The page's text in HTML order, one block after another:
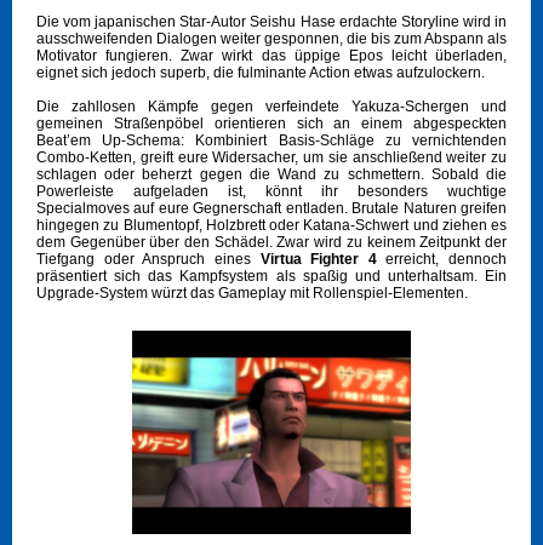
Die vom japanischen Star-Autor Seishu Hase erdachte Storyline wird in
ausschweifenden Dialogen weiter gesponnen, die bis zum Abspann als
Motivator fungieren. Zwar wirkt das üppige Epos leicht überladen,
eignet sich jedoch superb, die fulminante Action etwas aufzulockern.
Die zahllosen Kämpfe gegen verfeindete Yakuza-Schergen und
gemeinen Straßenpöbel orientieren sich an einem abgespeckten
Beat’em Up-Schema: Kombiniert Basis-Schläge zu vernichtenden
Combo-Ketten, greift eure Widersacher, um sie anschließend weiter zu
schlagen oder beherzt gegen die Wand zu schmettern. Sobald die
Powerleiste aufgeladen ist, könnt ihr besonders wuchtige
Specialmoves auf eure Gegnerschaft entladen. Brutale Naturen greifen
hingegen zu Blumentopf, Holzbrett oder Katana-Schwert und ziehen es
dem Gegenüber über den Schädel. Zwar wird zu keinem Zeitpunkt der
Tiefgang oder Anspruch eines Virtua Fighter 4erreicht, dennoch
präsentiert sich das Kampfsystem als spaßig und unterhaltsam. Ein
Upgrade-System würzt das Gameplay mit Rollenspiel-Elementen.